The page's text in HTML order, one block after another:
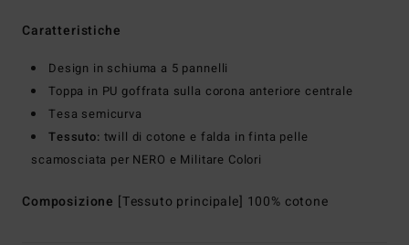
Caratteristiche
Design in schiuma a 5 pannelli
Toppa in PU goffrata sulla corona anteriore centrale
Tesa semicurva
Tessuto: twill di cotone e falda in finta pelle
scamosciata per NERO e Militare Colori
Composizione [Tessuto principale] 100% cotone